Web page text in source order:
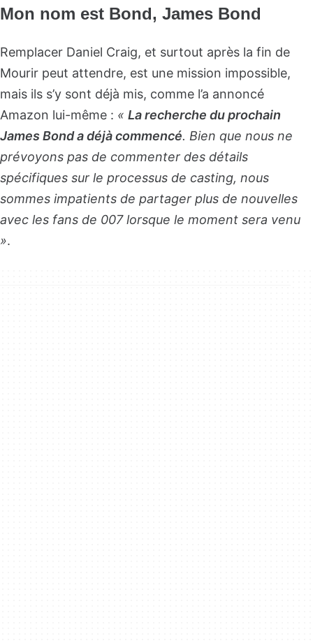
Mon nom est Bond, James Bond
Remplacer Daniel Craig, et surtout après la fin de
Mourir peut attendre, est une mission impossible,
mais ils s’y sont déjà mis, comme l’a annoncé
Amazon lui-même : « La recherche du prochain
James Bond a déjà commencé. Bien que nous ne
prévoyons pas de commenter des détails
spécifiques sur le processus de casting, nous
sommes impatients de partager plus de nouvelles
avec les fans de 007 lorsque le moment sera venu
».